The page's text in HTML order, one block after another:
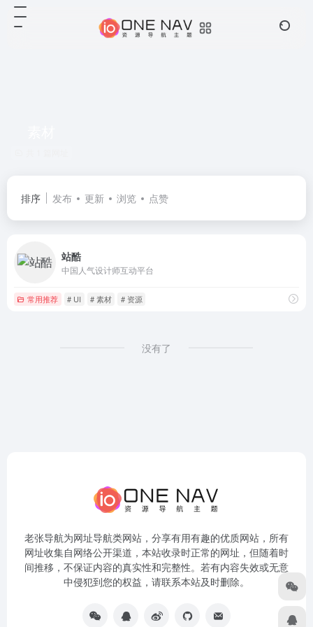
排序 发布 更新 浏览 点赞
站酷
中国人气设计师互动平台
常用推荐 # UI # 素材 # 资源
没有了
老张导航为网址导航类网站，分享有用有趣的优质网站，所有
网址收集自网络公开渠道，本站收录时正常的网址，但随着时
间推移，不保证内容的真实性和完整性。若有内容失效或无意
中侵犯到您的权益，请联系本站及时删除。